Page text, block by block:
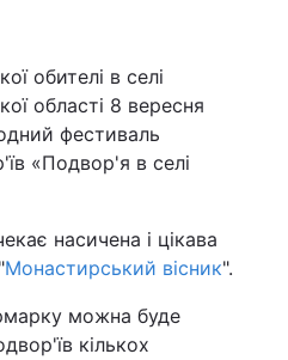
обителі в селі
області 8 вересня
фестиваль
«Подвор'я в селі
насичена і цікава
Монастирський вісник".
можна буде
кількох